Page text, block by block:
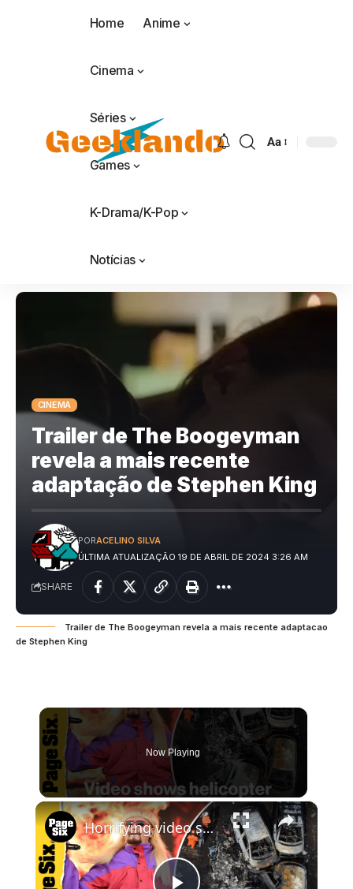
Home Anime
Cinema
Séries
Games
K-Drama/K-Pop
Notícias
Aa
CINEMA
Trailer de The Boogeyman
revela a mais recente
adaptação de Stephen King
ÚLTIMA ATUALIZAÇÃO 19 DE ABRIL DE 2024 3:26 AM
PORACELINO SILVA
SHARE
Trailer de The Boogeyman revela a mais recente adaptacao
de Stephen King
Now Playing
×
Horrifying video shows moment helicopter crash that killed singer Oliver Tree plunging to ground